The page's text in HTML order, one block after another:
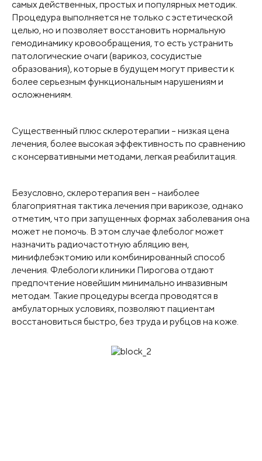
самых действенных, простых и популярных методик.
Процедура выполняется не только с эстетической
целью, но и позволяет восстановить нормальную
гемодинамику кровообращения, то есть устранить
патологические очаги (варикоз, сосудистые
образования), которые в будущем могут привести к
более серьезным функциональным нарушениям и
осложнениям.
Существенный плюс склеротерапии – низкая цена
лечения, более высокая эффективность по сравнению
с консервативными методами, легкая реабилитация.
Безусловно, склеротерапия вен – наиболее
благоприятная тактика лечения при варикозе, однако
отметим, что при запущенных формах заболевания она
может не помочь. В этом случае флеболог может
назначить радиочастотную абляцию вен,
минифлебэктомию или комбинированный способ
лечения. Флебологи клиники Пирогова отдают
предпочтение новейшим минимально инвазивным
методам. Такие процедуры всегда проводятся в
амбулаторных условиях, позволяют пациентам
восстановиться быстро, без труда и рубцов на коже.